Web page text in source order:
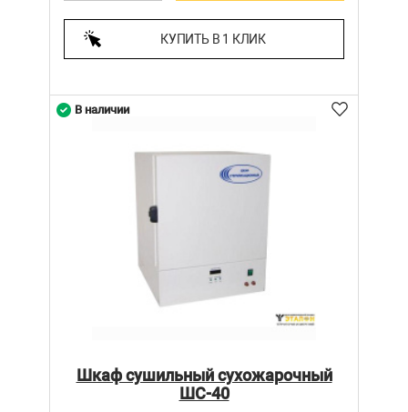
КУПИТЬ В 1 КЛИК
Шкаф сушильный сухожарочный
ШС-40
В наличии